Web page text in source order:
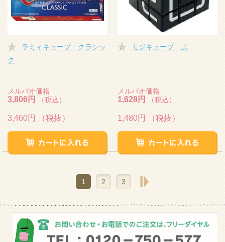
ラミィキューブ クラシッ
ク
メルパオ価格
3,806円 （税込）
3,460円 （税抜）
モジキューブ 黒
メルパオ価格
1,628円 （税込）
1,480円 （税抜）
1 2 3